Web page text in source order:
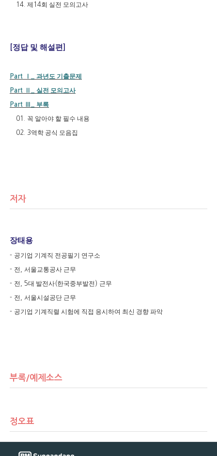
14.제 14회 실전 모의고사
정답 및 해설편
Part Ⅰ 과년도 기출문제
Part Ⅱ 실전 모의고사
Part Ⅲ 부록
01. 꼭 알아야 할 필수 내용
02. 3역학 공식 모음집
저자
장태용
- 공기업 기계직 전공필기 연구소
- 전 서울교통공사 근무
- 전 , 5대 발전사(한국중부발전 ) 근무
- 전 서울시설공단 근무
- 공기업 기계직렬 시험에 직접 응시하여 최신 경향 파악
부록/예제소스
정오표